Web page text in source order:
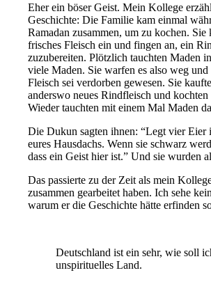
Eher ein böser Geist. Mein Kollege
Geschichte: Die Familie kam einmal
Ramadan zusammen, um zu kochen. Sie
frisches Fleisch ein und fingen an, ein
zuzubereiten. Plötzlich tauchten Maden
viele Maden. Sie warfen es also weg und
Fleisch sei verdorben gewesen. Sie
anderswo neues Rindfleisch und
Wieder tauchten mit einem Mal Maden
Die Dukun sagten ihnen: “Legt vier Eier
eures Hausdachs. Wenn sie schwarz
dass ein Geist hier ist.” Und sie wurden
Das passierte zu der Zeit als mein
zusammen gearbeitet haben. Ich sehe
warum er die Geschichte hätte erfinden
Deutschland ist ein sehr, wie soll
unspirituelles Land.